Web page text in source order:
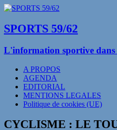
SPORTS 59/62
L'information sportive dans
A PROPOS
AGENDA
EDITORIAL
MENTIONS LEGALES
Politique de cookies (UE)
CYCLISME : LE